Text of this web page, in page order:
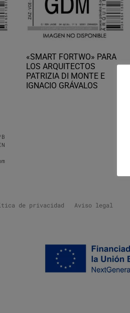
«SMART FORTWO» PARA
LOS ARQUITECTOS
PATRIZIA DI MONTE E
IGNACIO GRÁVALOS
de privacidad Aviso legal